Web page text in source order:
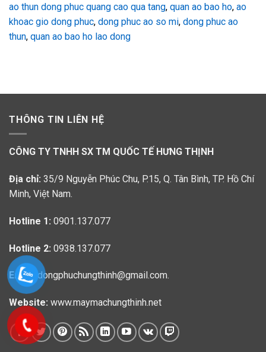
ao thun dong phuc quang cao qua tang, quan ao bao ho, ao
khoac gio dong phuc, dong phuc ao so mi, dong phuc ao
thun, quan ao bao ho lao dong
THÔNG TIN LIÊN HỆ
CÔNG TY TNHH SX TM QUỐC TẾ HƯNG THỊNH
Địa chỉ: 35/9 Nguyễn Phúc Chu, P.15, Q. Tân Bình, TP. Hồ Chí
Minh, Việt Nam.
Hotline 1: 0901.137.077
Hotline 2: 0938.137.077
Email: dongphuchungthinh@gmail.com.
Website: www.maymachungthinh.net